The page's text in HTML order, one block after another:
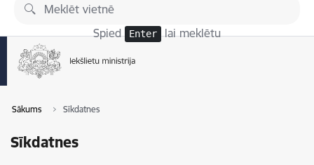
Pāriet uz lapas saturu
Spied Enter lai meklētu
Sākums Sīkdatnes
Sīkdatnes